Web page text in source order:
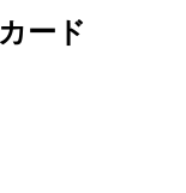
ード